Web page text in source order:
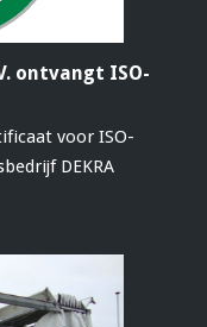
ontvangt ISO-
voor ISO-
DEKRA